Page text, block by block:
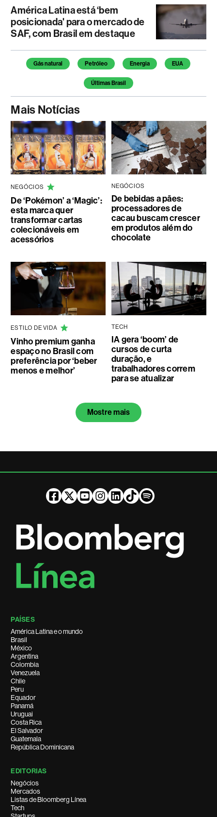
América Latina está ‘bem
posicionada' para o mercado de
SAF, com Brasil em destaque
Temas deste artigo
Gás natural Petróleo Energia EUA
Últimas Brasil
Mais Notícias
NEGÓCIOS
De ‘Pokémon’ a ‘Magic’:
esta marca quer
transformar cartas
colecionáveis em
acessórios
NEGÓCIOS
De bebidas a pães:
processadores de
cacau buscam crescer
em produtos além do
chocolate
ESTILO DE VIDA
Vinho premium ganha
espaço no Brasil com
preferência por ‘beber
menos e melhor’
TECH
IA gera ‘boom’ de
cursos de curta
duração, e
trabalhadores correm
para se atualizar
Mostre mais
PAÍSES
América Latina e o mundo
Brasil
México
Argentina
Colombia
Venezuela
Chile
Peru
Equador
Panamá
Uruguai
Costa Rica
El Salvador
Guatemala
República Dominicana
EDITORIAS
Negócios
Mercados
Listas de Bloomberg Línea
Tech